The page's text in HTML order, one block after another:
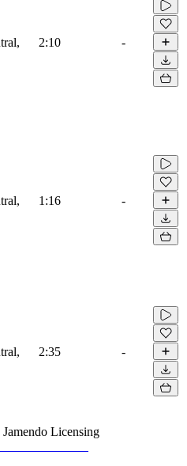
2:10 -
1:16 -
2:35 -
Jamendo Licensing